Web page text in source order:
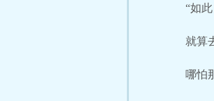
“如
就算
哪怕